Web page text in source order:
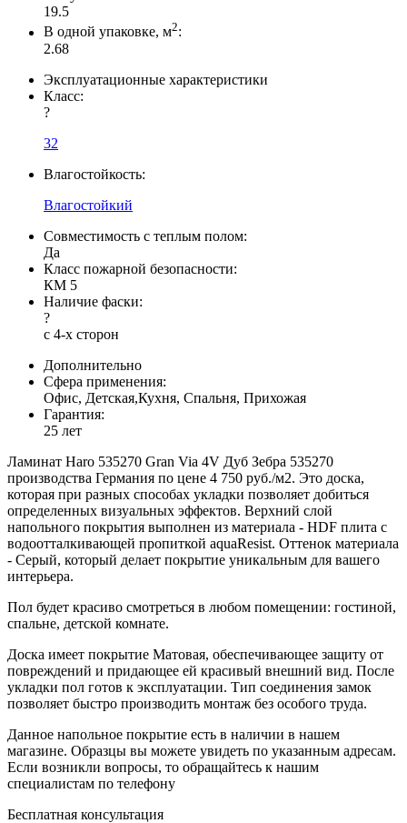
19.5
В одной упаковке, м2:
2.68
Эксплуатационные характеристики
Класс:
?
32
Влагостойкость:
Влагостойкий
Совместимость с теплым полом:
Да
Класс пожарной безопасности:
КМ 5
Наличие фаски:
?
с 4-х сторон
Дополнительно
Сфера применения:
Офис, Детская,Кухня, Спальня, Прихожая
Гарантия:
25 лет
Ламинат Haro 535270 Gran Via 4V Дуб Зебра 535270
производства Германия по цене 4 750 руб./м2. Это доска,
которая при разных способах укладки позволяет добиться
определенных визуальных эффектов. Верхний слой
напольного покрытия выполнен из материала - HDF плита с
водоотталкивающей пропиткой aquaResist. Оттенок материала
- Серый, который делает покрытие уникальным для вашего
интерьера.
Пол будет красиво смотреться в любом помещении: гостиной,
спальне, детской комнате.
Доска имеет покрытие Матовая, обеспечивающее защиту от
повреждений и придающее ей красивый внешний вид. После
укладки пол готов к эксплуатации. Тип соединения замок
позволяет быстро производить монтаж без особого труда.
Данное напольное покрытие есть в наличии в нашем
магазине. Образцы вы можете увидеть по указанным адресам.
Если возникли вопросы, то обращайтесь к нашим
специалистам по телефону
Бесплатная консультация